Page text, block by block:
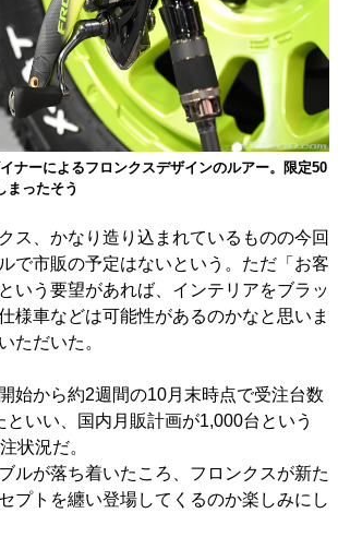
ナーによるフロンクスデザインのルアー。限定50
まったそう
ス、かなり造り込まれているものの今回
で市販の予定はないという。ただ「お客
いう要望があれば、インテリアをブラッ
様車などは可能性があるのかなと思いま
ただいた。
始から約2週間の10月末時点で受注台数
といい、国内月販計画が1,000台という
状況だ。
ルが落ち着いたころ、フロンクスが新た
プトを纏い登場してくるのか楽しみにし